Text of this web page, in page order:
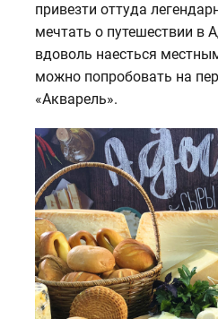
привезти оттуда
мечтать о путешествии в
вдоволь наесться
можно попробовать на
«Акварель».